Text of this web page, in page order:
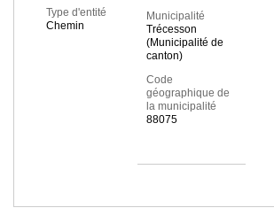
Type d'entité
Chemin
Municipalité
Trécesson
(Municipalité de
canton)
Code
géographique de
la municipalité
88075